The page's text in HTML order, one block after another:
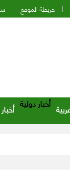
خريطة الموقع
أخبار دولية